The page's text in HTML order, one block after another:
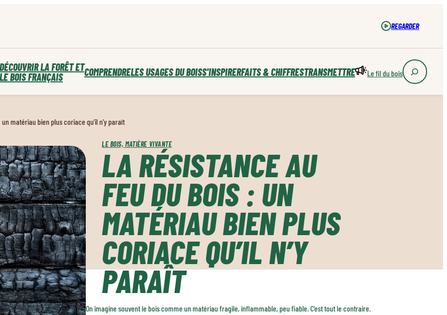
REGARDER
LA FORÊT ET
BOIS FRANÇAIS
COMPRENDRELES USAGES DU BOISS'INSPIRERFAITS & CHIFFRESTRANSMETTRE Le fil du bois
matériau bien plus coriace qu’il n’y paraît
LE BOIS, MATIÈRE VIVANTE
LA RÉSISTANCE AU
FEU DU BOIS : UN
MATÉRIAU BIEN PLUS
CORIACE QU’IL N’Y
PARAÎT
On imagine souvent le bois comme un matériau fragile, inflammable, peu fiable. C’est tout le contraire.